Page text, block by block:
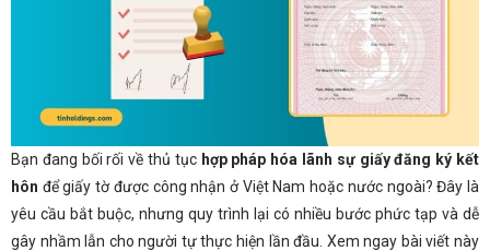
Bạn đang bối rối về thủ tục hợp pháp hóa lãnh sự giấy đăng ký kết
hôn để giấy tờ được công nhận ở Việt Nam hoặc nước ngoài? Đây là
yêu cầu bắt buộc, nhưng quy trình lại có nhiều bước phức tạp và dễ
gây nhầm lẫn cho người tự thực hiện lần đầu. Xem ngay bài viết này